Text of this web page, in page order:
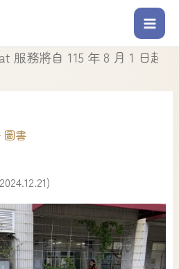
115 年 8 月 1 日起停止使用
圖書